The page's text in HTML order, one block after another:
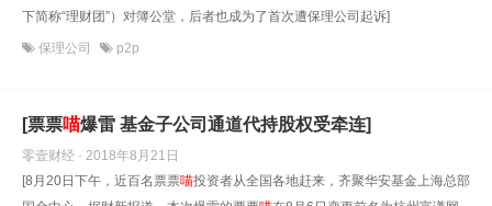
下简称“理财团”）对簿公堂，后者也成为了首次遭保理公司起诉]
保理公司 p2p
[票票喵爆雷 基金子公司通道代持股权受牵连]
零壹财经 · 2018年8月21日
[8月20日下午，近百名票票喵投资者从全国各地赶来，齐聚华安基金上海总部